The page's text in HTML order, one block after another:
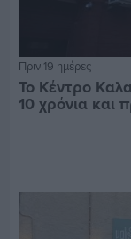
Πριν 19 ημέρες
Το Κέντρο
10 χρόνια και